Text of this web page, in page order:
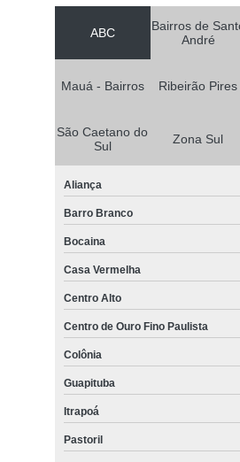
ABC
Bairros de
André
Mauá - Bairros Ribeirão Pires
São Caetano do
Sul
Zona Sul
Aliança
Barro Branco
Bocaina
Casa Vermelha
Centro Alto
Centro de Ouro Fino Paulista
Colônia
Guapituba
Itrapoá
Pastoril